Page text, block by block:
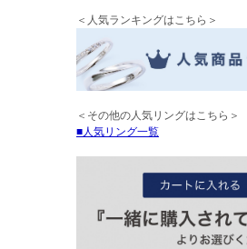
＜人気ランキングはこちら＞
＜その他の人気リングはこちら＞
人気リング一覧